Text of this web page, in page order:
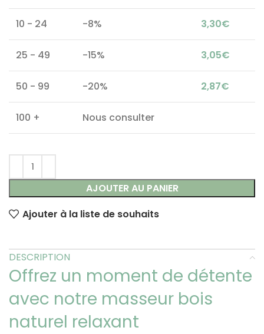
10 - 24 -8% 3,30€
25 - 49 -15% 3,05€
50 - 99 -20% 2,87€
100 + Nous consulter
AJOUTER AU PANIER
Ajouter à la liste de souhaits
DESCRIPTION
Offrez un moment de détente
avec notre masseur bois
naturel relaxant